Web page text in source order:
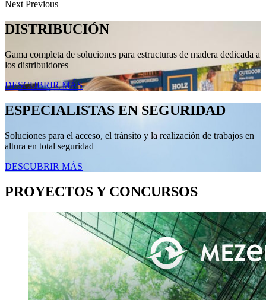
Next Previous
DISTRIBUCIÓN
Gama completa de soluciones para estructuras de madera dedicada a
los distribuidores
DESCUBRIR MÁS
ESPECIALISTAS EN SEGURIDAD
Soluciones para el acceso, el tránsito y la realización de trabajos en
altura en total seguridad
DESCUBRIR MÁS
PROYECTOS Y CONCURSOS